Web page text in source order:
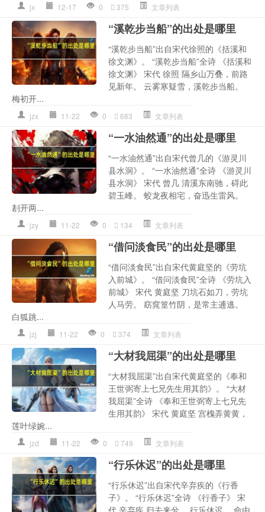
jx 12-17 0 375 文章列表
“溪乾步当船”的出处是哪里
“溪乾步当船”出自宋代徐照的《括溪和
徐文渊》。 “溪乾步当船”全诗 《括溪和
徐文渊》 宋代 徐照 隔乡山万叠，前路
见新年。 云雾寒疑雪，溪乾步当船。
梅初开...
jzx 11-22 0 683 文章列表
“一水油然通”的出处是哪里
“一水油然通”出自宋代曾几的《游灵川
县水洞》。 “一水油然通”全诗 《游灵川
县水洞》 宋代 曾几 清溪东南驰，碍此
碧玉峰。 蛟龙夜相宅，奋迅生雷风。
剨开两...
jzy 11-22 0 134 文章列表
“借问淡食民”的出处是哪里
“借问淡食民”出自宋代黄庭坚的《劳坑
入前城》。 “借问淡食民”全诗 《劳坑入
前城》 宋代 黄庭坚 刀坑石如刀，劳坑
人马劳。 窈窕篁竹阴，是常主逋逃。
白狐跳...
jzj 11-22 0 374 文章列表
“大材我屈渠”的出处是哪里
“大材我屈渠”出自宋代黄庭坚的《奉和
王世弼寄上七兄先生用其韵》。 “大材
我屈渠”全诗 《奉和王世弼寄上七兄先
生用其韵》 宋代 黄庭坚 宫槐弄黄黄，
莲叶绿婉...
jzd 11-22 0 749 文章列表
“行乐休迟”的出处是哪里
“行乐休迟”出自宋代辛弃疾的《行香
子》。 “行乐休迟”全诗 《行香子》 宋